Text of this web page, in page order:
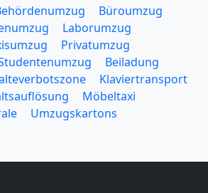
Büroumzug
Laborumzug
Privatumzug
Beiladung
Klaviertransport
Möbeltaxi
Umzugskartons